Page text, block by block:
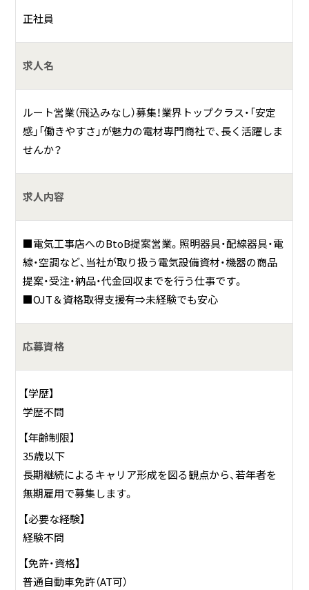
何をしている会社？
扇港電機はあらゆる建物に対して必要とされる電気設備資
材を取り扱う専門商社です。
具体的には？
「電気設備資材の販売」から、「電気設備工事の施工管理・メン
テナンス」まで、一貫対応できる強みを生かすことで、多くの
お客様から厚い信頼をいただき年商1１00億円突破。（202５
武器に、電気設備工事分野などの主要販売ルートにおいて確
固たる地位を築くことはもちろんですが、電気設備資材を通
して「人と人」との関わりを大切にし、より多くのお客様から
必要とされる存在になっていくことこそ、扇港電機のミッシ
ョンだと考えています。お客様や取引先と血を通わせた商売
を行う「商いの心」をコンセプトに、人間関係で勝負できる会
正社員
求人名
ルート営業（飛込みなし）募集！業界トップクラス・「安定
感」「働きやすさ」が魅力の電材専門商社で、長く活躍しま
せんか？
求人内容
■電気工事店へのBtoB提案営業。照明器具・配線器具・電
線・空調など、当社が取り扱う電気設備資材・機器の商品
提案・受注・納品・代金回収までを行う仕事です。
■OJT＆資格取得支援有⇒未経験でも安心
応募資格
【学歴】
学歴不問
【年齢制限】
35歳以下
長期継続によるキャリア形成を図る観点から、若年者を
無期雇用で募集します。
【必要な経験】
経験不問
【免許・資格】
普通自動車免許（AT可）